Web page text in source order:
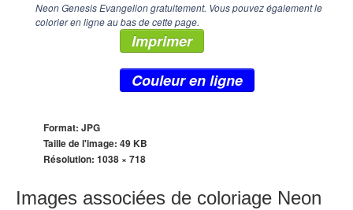
Neon Genesis Evangelion gratuitement. Vous pouvez également le
colorier en ligne au bas de cette page.
Imprimer
Couleur en ligne
Format: JPG
Taille de l'image: 49 KB
Résolution: 1038 × 718
Images associées de coloriage Neon